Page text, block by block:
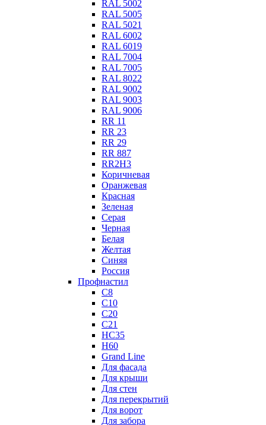
RAL 5002
RAL 5005
RAL 5021
RAL 6002
RAL 6019
RAL 7004
RAL 7005
RAL 8022
RAL 9002
RAL 9003
RAL 9006
RR 11
RR 23
RR 29
RR 887
RR2Н3
Коричневая
Оранжевая
Красная
Зеленая
Серая
Черная
Белая
Желтая
Синяя
Россия
Профнастил
С8
С10
С20
С21
НС35
Н60
Grand Line
Для фасада
Для крыши
Для стен
Для перекрытий
Для ворот
Для забора